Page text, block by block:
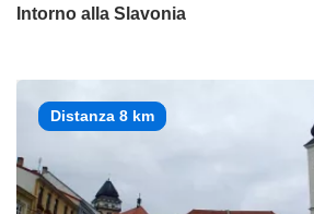
Intorno alla Slavonia
Distanza 8 km